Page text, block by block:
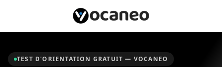
TEST D'ORIENTATION GRATUIT — VOCANEO